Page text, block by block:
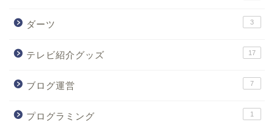
ダーツ 3
テレビ紹介グッズ 17
ブログ運営 7
プログラミング 1